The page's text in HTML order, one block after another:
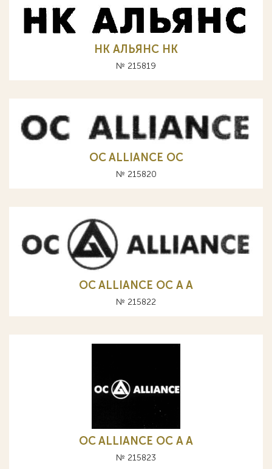
НК АЛЬЯНС HK
№ 215819
OC ALLIANCE ОС
№ 215820
OC ALLIANCE ОС A А
№ 215822
OC ALLIANCE ОС A А
№ 215823